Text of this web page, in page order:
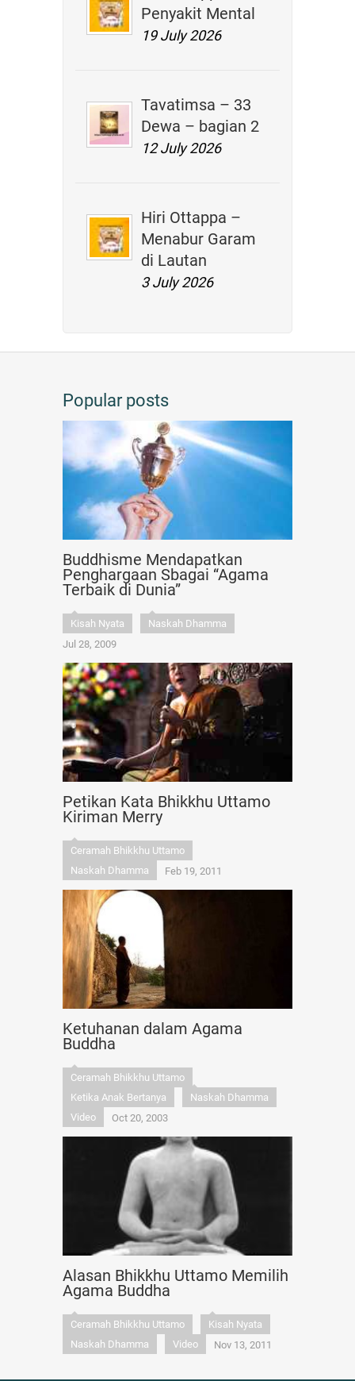
Penyakit Mental
19 July 2026
Tavatimsa – 33
Dewa – bagian 2
12 July 2026
Hiri Ottappa –
Menabur Garam
di Lautan
3 July 2026
Popular posts
Buddhisme Mendapatkan
Penghargaan Sbagai “Agama
Terbaik di Dunia”
Kisah Nyata
Naskah Dhamma
Jul 28, 2009
Petikan Kata Bhikkhu Uttamo
Kiriman Merry
Ceramah Bhikkhu Uttamo
Naskah Dhamma
Feb 19, 2011
Ketuhanan dalam Agama
Buddha
Ceramah Bhikkhu Uttamo
Ketika Anak Bertanya
Naskah Dhamma
Video
Oct 20, 2003
Alasan Bhikkhu Uttamo Memilih
Agama Buddha
Ceramah Bhikkhu Uttamo
Kisah Nyata
Naskah Dhamma
Video Nov 13, 2011